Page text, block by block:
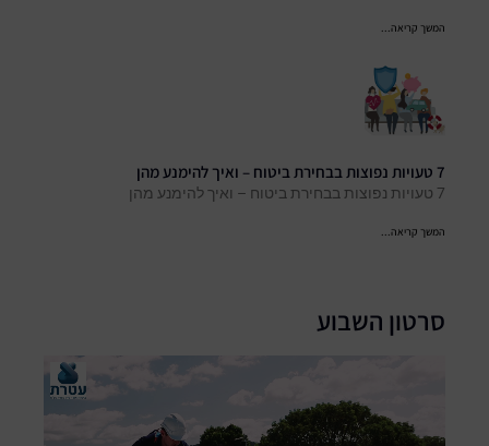
המשך קריאה...
7 טעויות נפוצות בבחירת ביטוח – ואיך להימנע מהן
7 טעויות נפוצות בבחירת ביטוח – ואיך להימנע מהן
המשך קריאה...
סרטון השבוע